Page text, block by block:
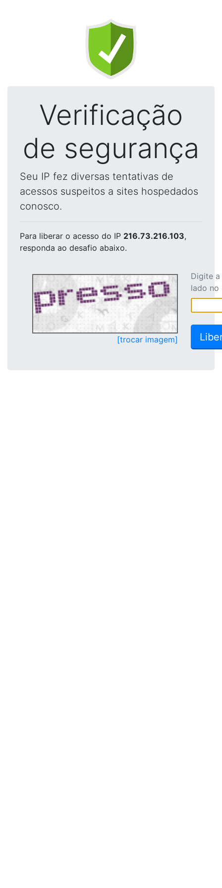
Verificação
de segurança
Seu IP fez diversas tentativas de
acessos suspeitos a sites hospedados
conosco.
Para liberar o acesso do IP 216.73.216.103,
responda ao desafio abaixo.
[trocar imagem]
Digite
lado no